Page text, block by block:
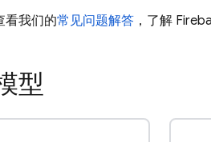
看我们的常见问题解答 ，了解
型